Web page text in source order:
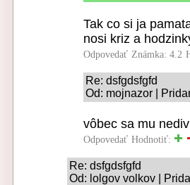
Tak co si ja
nosi kriz a
Odpovedať Známka: 4.2
Re: dsfgdsfgfd
Od: mojnazor |
vôbec sa mu
Odpovedať Hodnotiť:
Re: dsfgdsfgfd
Od: lolgov volkov |